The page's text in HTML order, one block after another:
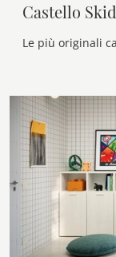
Castello Skid